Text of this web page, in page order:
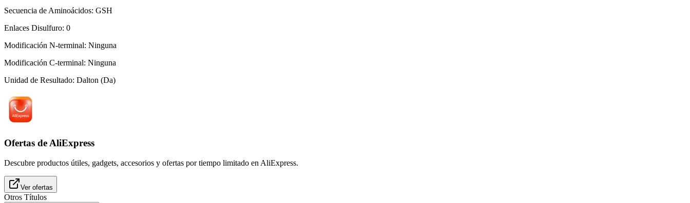
Secuencia de Aminoácidos: GSH
Enlaces Disulfuro: 0
Modificación N-terminal: Ninguna
Modificación C-terminal: Ninguna
Unidad de Resultado: Dalton (Da)
Ofertas de AliExpress
Descubre productos útiles, gadgets, accesorios y ofertas por tiempo limitado en AliExpress.
Ver ofertas
Otros Títulos